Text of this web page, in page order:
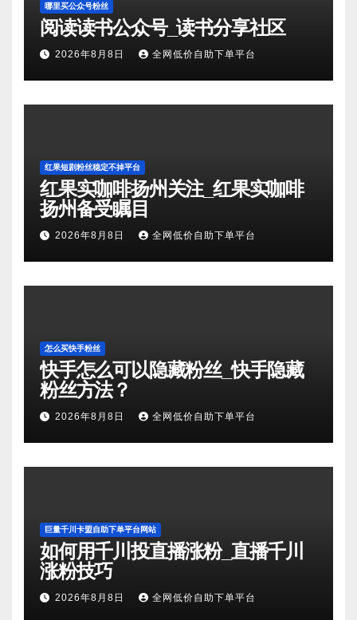
哪里买公众号粉丝
阅读读书公众号_读书分享社区
2026年8月8日 全网低价自助下单平台
红果短剧粉丝稳定不掉平台
红果实咖啡扬州关注_红果实咖啡
扬州备受瞩目
2026年8月8日 全网低价自助下单平台
怎么买快手粉丝
快手怎么可以隐藏粉丝_快手隐藏
粉丝方法？
2026年8月8日 全网低价自助下单平台
巨量千川卡盟自助下单平台网站
如何用千川投直播涨粉_直播千川
涨粉技巧
2026年8月8日 全网低价自助下单平台